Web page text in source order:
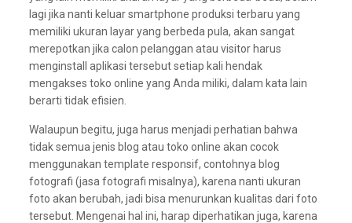
lagi jika nanti keluar smartphone produksi terbaru yang
memiliki ukuran layar yang berbeda pula, akan sangat
merepotkan jika calon pelanggan atau visitor harus
menginstall aplikasi tersebut setiap kali hendak
mengakses toko online yang Anda miliki, dalam kata lain
berarti tidak efisien.
Walaupun begitu, juga harus menjadi perhatian bahwa
tidak semua jenis blog atau toko online akan cocok
menggunakan template responsif, contohnya blog
fotografi (jasa fotografi misalnya), karena nanti ukuran
foto akan berubah, jadi bisa menurunkan kualitas dari foto
tersebut. Mengenai hal ini, harap diperhatikan juga, karena